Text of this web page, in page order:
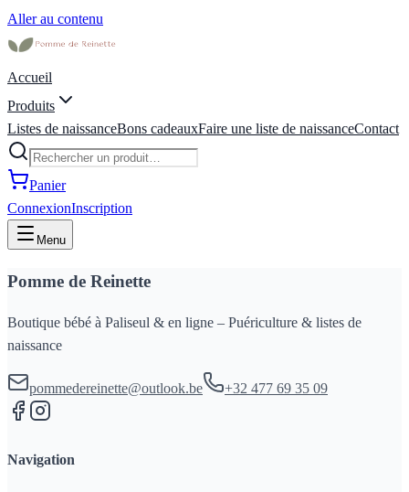
Aller au contenu
Accueil
Produits
Listes de naissanceBons cadeauxFaire une liste de naissanceContact
Panier
ConnexionInscription
Menu
Pomme de Reinette
Boutique bébé à Paliseul & en ligne – Puériculture & listes de
naissance
pommedereinette@outlook.be +32 477 69 35 09
Navigation